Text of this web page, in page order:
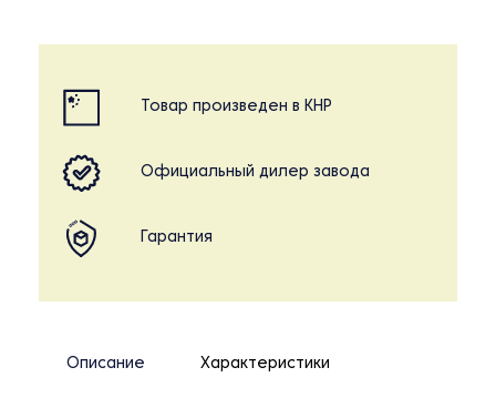
Товар произведен в КНР
Официальный дилер завода
Гарантия
Описание Характеристики